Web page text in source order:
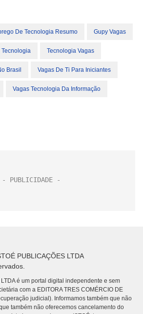
De Tecnologia Resumo Gupy Vagas
Tecnologia Tecnologia Vagas
Brasil Vagas De Ti Para Iniciantes
Vagas Tecnologia Da Informação
PUBLICAÇÕES LTDA
é um portal digital independente e sem
com a EDITORA TRES COMÉRCIO DE
judicial). Informamos também que não
também não oferecemos cancelamento do